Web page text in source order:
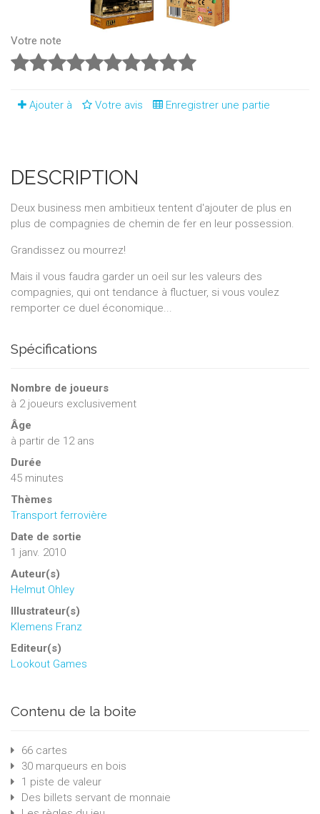
Votre note
Ajouter à Votre avis Enregistrer une partie
DESCRIPTION
Deux business men ambitieux tentent d'ajouter de plus en
plus de compagnies de chemin de fer en leur possession.
Grandissez ou mourrez!
Mais il vous faudra garder un oeil sur les valeurs des
compagnies, qui ont tendance à fluctuer, si vous voulez
remporter ce duel économique...
Spécifications
Nombre de joueurs
à 2joueurs exclusivement
Âge
à partir de 12 ans
Durée
45 minutes
Thèmes
Transport ferrovière
Date de sortie
1 janv. 2010
Auteur(s)
Helmut Ohley
Illustrateur(s)
Klemens Franz
Editeur(s)
Lookout Games
Contenu de la boite
66 cartes
30 marqueurs en bois
1 piste de valeur
Des billets servant de monnaie